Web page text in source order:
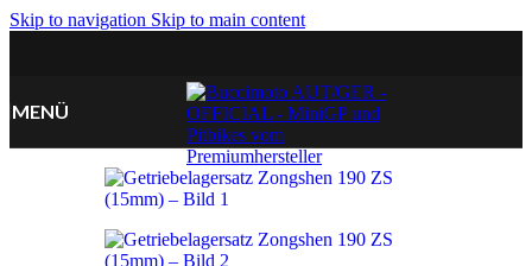
Skip to navigation Skip to main content
MENÜ